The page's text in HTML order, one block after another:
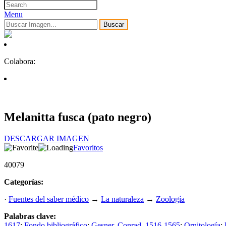
Menu
Buscar
Colabora:
Melanitta fusca (pato negro)
DESCARGAR IMAGEN
Favoritos
40079
Categorías:
· Fuentes del saber médico → La naturaleza → Zoología
Palabras clave: